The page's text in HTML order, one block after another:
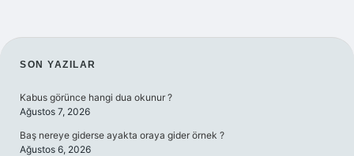
SIDEBAR
SON YAZILAR
Kabus görünce hangi dua okunur ?
Ağustos 7, 2026
Baş nereye giderse ayakta oraya gider örnek ?
Ağustos 6, 2026